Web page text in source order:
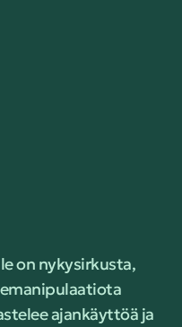
on nykysirkusta,
ajankäyttöä ja